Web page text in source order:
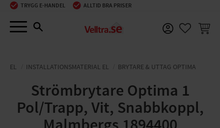
Meny
TRYGG E-HANDEL ALLTID BRA PRISER
EL INSTALLATIONSMATERIAL EL BRYTARE & UTTAG OPTIMA
Strömbrytare Optima 1
Pol/Trapp, Vit, Snabbkoppl,